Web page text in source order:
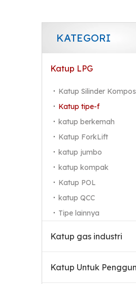
KATEGORI
Katup LPG
Katup Silinder
Katup tipe-f
katup berkemah
Katup ForkLift
katup jumbo
katup kompak
Katup POL
katup QCC
Tipe lainnya
Katup gas industri